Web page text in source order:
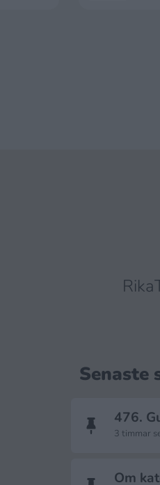
Senaste
476.
3 timmar
Om